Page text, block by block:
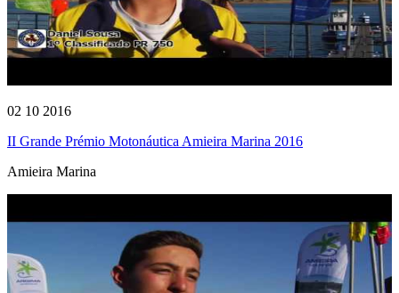
02 10 2016
II Grande Prémio Motonáutica Amieira Marina 2016
Amieira Marina